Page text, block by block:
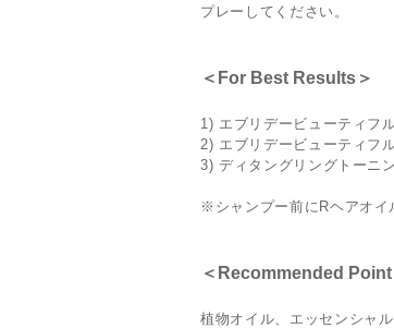
プレーしてください。
＜For Best Results＞
1) エブリデービューティフ
2) エブリデービューティフ
3) ディタングリングトーニ
※シャンプー前にRヘアオイ
＜Recommended Point
植物オイル、エッセンシャ